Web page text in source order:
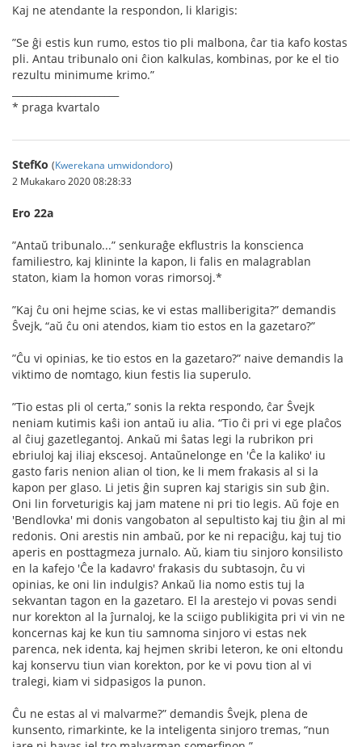
Kaj ne atendante la respondon, li klarigis:
”Se ĝi estis kun rumo, estos tio pli malbona, ĉar tia kafo kostas
pli. Antau tribunalo oni ĉion kalkulas, kombinas, por ke el tio
rezultu minimume krimo.”
* praga kvartalo
StefKo (Kwerekana umwidondoro)
2 Mukakaro 2020 08:28:33
Ero 22a
”Antaŭ tribunalo...” senkuraĝe ekﬂustris la konscienca
familiestro, kaj klininte la kapon, li falis en malagrablan
staton, kiam la homon voras rimorsoj.*
”Kaj ĉu oni hejme scias, ke vi estas malliberigita?” demandis
Ŝvejk, “aŭ ĉu oni atendos, kiam tio estos en la gazetaro?”
”Ĉu vi opinias, ke tio estos en la gazetaro?” naive demandis la
viktimo de nomtago, kiun festis lia superulo.
”Tio estas pli ol certa,” sonis la rekta respondo, ĉar Ŝvejk
neniam kutimis kaŝi ion antaŭ iu alia. “Tio ĉi pri vi ege plaĉos
al ĉiuj gazetlegantoj. Ankaŭ mi ŝatas legi la rubrikon pri
ebriuloj kaj iliaj ekscesoj. Antaŭnelonge en 'Ĉe la kaliko' iu
gasto faris nenion alian ol tion, ke li mem frakasis al si la
kapon per glaso. Li jetis ĝin supren kaj starigis sin sub ĝin.
Oni lin forveturigis kaj jam matene ni pri tio legis. Aŭ foje en
'Bendlovka' mi donis vangobaton al sepultisto kaj tiu ĝin al mi
redonis. Oni arestis nin ambaŭ, por ke ni repaciĝu, kaj tuj tio
aperis en posttagmeza jurnalo. Aŭ, kiam tiu sinjoro konsilisto
en la kafejo 'Ĉe la kadavro' frakasis du subtasojn, ĉu vi
opinias, ke oni lin indulgis? Ankaŭ lia nomo estis tuj la
sekvantan tagon en la gazetaro. El la arestejo vi povas sendi
nur korekton al la ĵurnaloj, ke la sciigo publikigita pri vi vin ne
koncernas kaj ke kun tiu samnoma sinjoro vi estas nek
parenca, nek identa, kaj hejmen skribi leteron, ke oni eltondu
kaj konservu tiun vian korekton, por ke vi povu tion al vi
tralegi, kiam vi sidpasigos la punon.
Ĉu ne estas al vi malvarme?” demandis Ŝvejk, plena de
kunsento, rimarkinte, ke la inteligenta sinjoro tremas, “nun